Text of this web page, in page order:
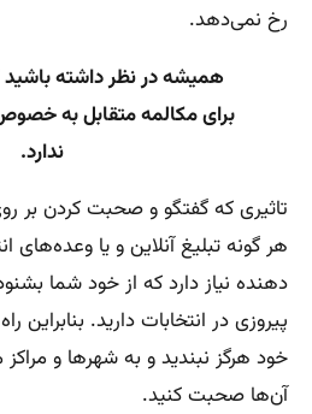
رخ نمی‌دهد.
همیشه در نظر داشته
برای مکالمه متقابل به
ندارد.
تاثیری که گفتگو و صحبت کردن بر
هر گونه تبلیغ آنلاین و یا وعده‌های
دهنده نیاز دارد که از خود شما
پیروزی در انتخابات دارید. بنابراین
خود هرگز نبندید و به شهر‌ها و
آن‌ها صحبت کنید.